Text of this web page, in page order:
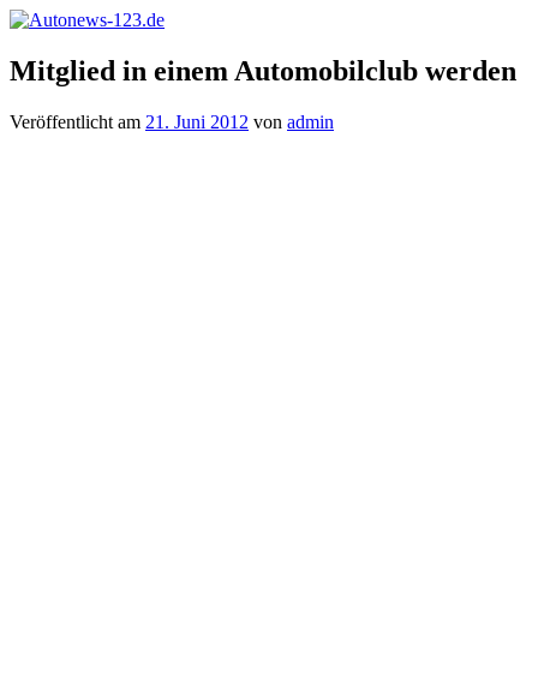
Zum
springen
Autonews-
123.de
Autonews
mit
Mitglied in einem Automobilclub werden
Veröffentlicht am 21. Juni 2012 von admin